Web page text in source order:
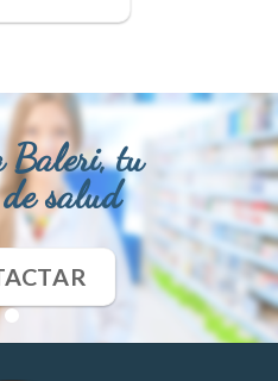
Baleri, tu
de salud